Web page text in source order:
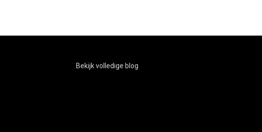
Bekijk volledige blog